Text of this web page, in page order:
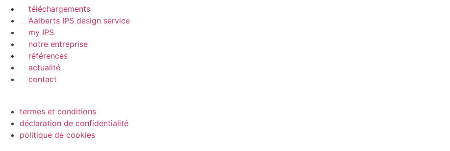
téléchargements
Aalberts IPS design service
my IPS
notre entreprise
références
actualité
contact
termes et conditions
déclaration de confidentialité
politique de cookies